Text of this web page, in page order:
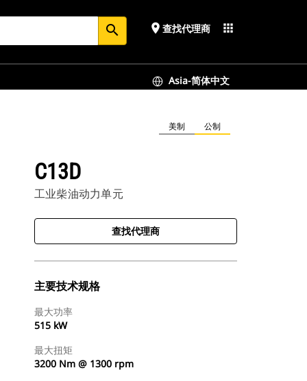
search place 查找代理商 apps
Asia-简体中文
美制 公制
C13D
工业柴油动力单元
查找代理商
主要技术规格
最大功率
515 kW
最大扭矩
3200 Nm @ 1300 rpm